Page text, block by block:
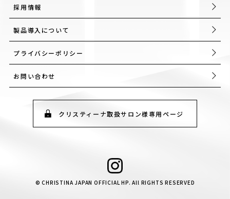
採用情報
製品導入について
プライバシーポリシー
お問い合わせ
クリスティーナ取扱サロン様専用ページ
© CHRISTINA JAPAN OFFICIAL HP. All RIGHTS RESERVED